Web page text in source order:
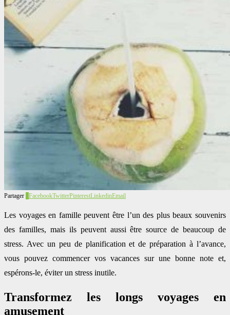
Partager FacebookTwitterPinterestLinkedinEmail
Les voyages en famille peuvent être l’un des plus beaux souvenirs
des familles, mais ils peuvent aussi être source de beaucoup de
stress. Avec un peu de planification et de préparation à l’avance,
vous pouvez commencer vos vacances sur une bonne note et,
espérons-le, éviter un stress inutile.
Transformez les longs voyages en
amusement